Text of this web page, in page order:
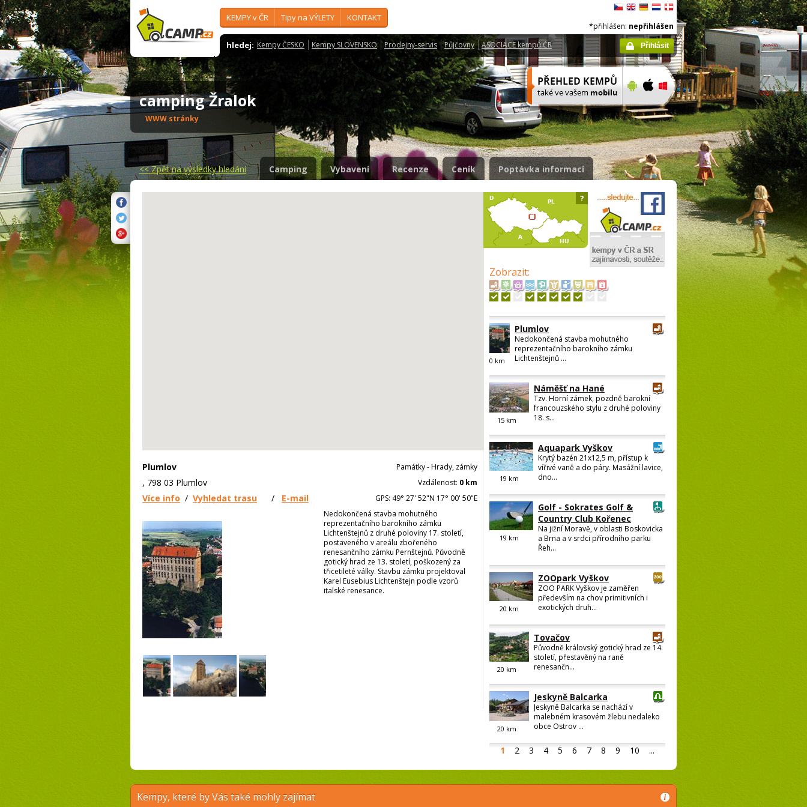
KEMPY v ČR Tipy na VÝLETY KONTAKT
hledej: Kempy ČESKO Kempy SLOVENSKO Prodejny-servis Půjčovny ASOCIACE kempů ČR
*přihlášen: nepřihlášen
Přihlásit
camping Žralok
WWW stránky
<<Zpět na výsledky hledání Camping Vybavení Recenze Ceník Poptávka informací
?
Plumlov
, 798 03 Plumlov
Více info / Vyhledat trasu / E-mail
Památky - Hrady, zámky
Vzdálenost: 0 km
GPS: 49° 27' 52"N 17° 00' 50"E
Nedokončená stavba mohutného
reprezentačního barokního zámku
Lichtenštejnů z druhé poloviny 17. století,
postaveného v areálu zbořeného
renesančního zámku Pernštejnů. Původně
gotický hrad ze 13. století, poškozený za
třicetileté války. Stavbu zámku projektoval
Karel Eusebius Lichtenštejn podle vzorů
italské renesance.
Zobrazit:
1 2 3 4 5 6 7 8 9 10 ...
0 km
Plumlov
Nedokončená stavba mohutného
reprezentačního barokního zámku
Lichtenštejnů ...
15 km
Náměšť na Hané
Tzv. Horní zámek, pozdně barokní
francouzského stylu z druhé poloviny
18. s...
19 km
Aquapark Vyškov
Krytý bazén 21x12,5 m, přístup k
vířivé vaně a do páry. Masážní lavice,
dno...
19 km
Golf - Sokrates Golf &
Country Club Kořenec
Na jižní Moravě, v oblasti Boskovicka
a Brna a v srdci přírodního parku
Řeh...
20 km
ZOOpark Vyškov
ZOO PARK Vyškov je zaměřen
především na chov primitivních i
exotických druh...
20 km
Tovačov
Původně královský gotický hrad ze 14.
století, přestavěný na raně
renesančn...
20 km
Jeskyně Balcarka
Jeskyně Balcarka se nachází v
malebném krasovém žlebu nedaleko
obce Ostrov ...
Kempy, které by Vás také mohly zajímat